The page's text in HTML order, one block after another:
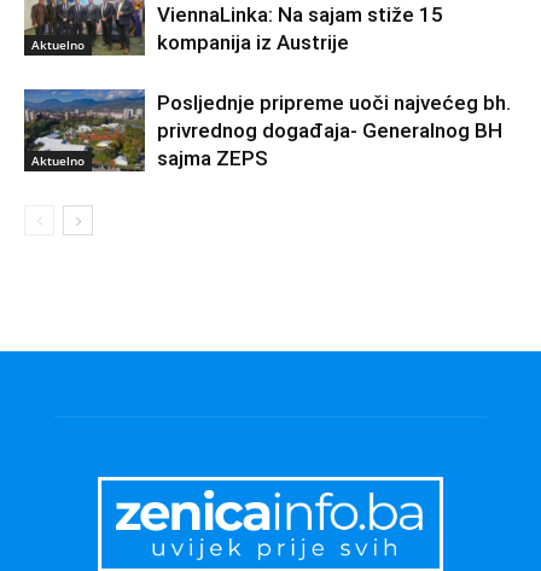
Aktuelno
ViennaLinka: Na sajam stiže 15
kompanija iz Austrije
Aktuelno
Posljednje pripreme uoči najvećeg bh.
privrednog događaja- Generalnog BH
sajma ZEPS